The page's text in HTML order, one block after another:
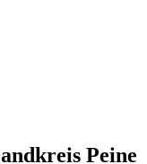
Peine